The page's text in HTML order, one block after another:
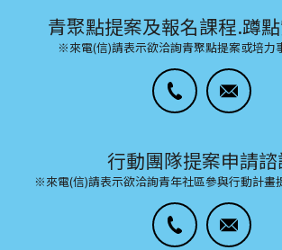
青聚點提案及報名課程.蹲
※來電(信)請表示欲洽詢青聚點提案或培力
行動團隊提案申請諮
※來電(信)請表示欲洽詢青年社區參與行動計畫